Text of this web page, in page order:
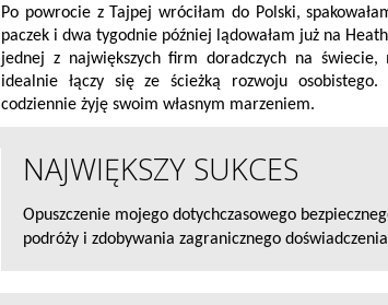
Po powrocie z Tajpej wróciłam do Polski,
paczek i dwa tygodnie później lądowałam już na
jednej z największych firm doradczych na
idealnie łączy się ze ścieżką rozwoju
codziennie żyję swoim własnym marzeniem.
NAJWIĘKSZY SUKCES
Opuszczenie mojego dotychczasowego
podróży i zdobywania zagranicznego